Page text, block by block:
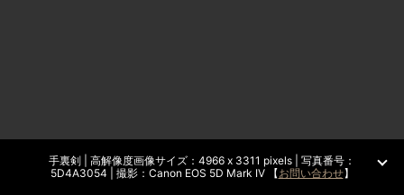
手裏剣 | 高解像度画像サイズ：4966 x 3311 pixels | 写真番号：
5D4A3054 | 撮影：Canon EOS 5D Mark IV 【お問い合わせ】